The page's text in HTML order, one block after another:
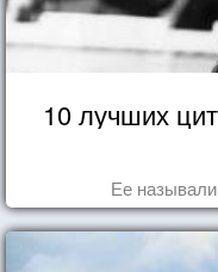
10 лучших
Ее